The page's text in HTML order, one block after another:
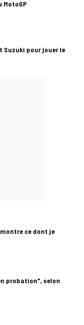
MotoGP
Suzuki pour jouer le
ce dont je
probation", selon